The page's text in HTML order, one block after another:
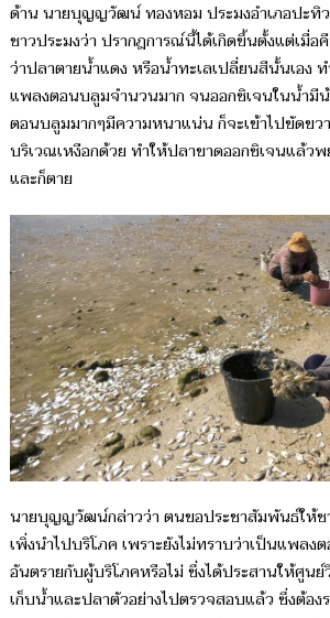
ด้าน นายบุญญวัฒน์ ทองหอม ประมงอำเภอปะทิว
ชาวประมงว่า ปรากฎการณ์นี้ได้เกิดขึ้นตั้งแต่เมื่อ
ว่าปลาตายน้ำแดง หรือน้ำทะเลเปลี่ยนสีนั้นเอง
แพลงตอนบลูมจำนวนมาก จนออกซิเจนในน้ำมีน้
ตอนบลูมมากๆมีความหนาแน่น ก็จะเข้าไปขัดขว
บริเวณเหงือกด้วย ทำให้ปลาขาดออกซิเจนแล้วพ
และก็ตาย
นายบุญญวัฒน์กล่าวว่า ตนขอประชาสัมพันธ์ให้ช
เพิ่งนำไปบริโภค เพราะยังไม่ทราบว่าเป็นแพล
อันตรายกับผู้บริโภคหรือไม่ ซึ่งได้ประสานให้ศูนย์
เก็บน้ำและปลาตัวอย่างไปตรวจสอบแล้ว ซึ่งต้อ